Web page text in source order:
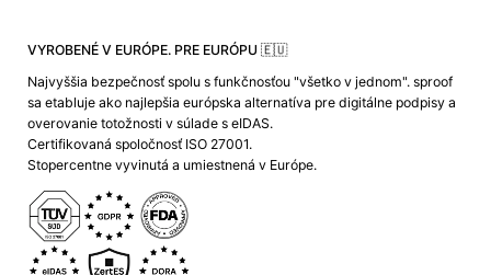
VYROBENÉ V EURÓPE. PRE EURÓPU 🇪🇺
Najvyššia bezpečnosť spolu s funkčnosťou "všetko v jednom". sproof
sa etabluje ako najlepšia európska alternatíva pre digitálne podpisy a
overovanie totožnosti v súlade s eIDAS.
Certifikovaná spoločnosť ISO 27001.
Stopercentne vyvinutá a umiestnená v Európe.